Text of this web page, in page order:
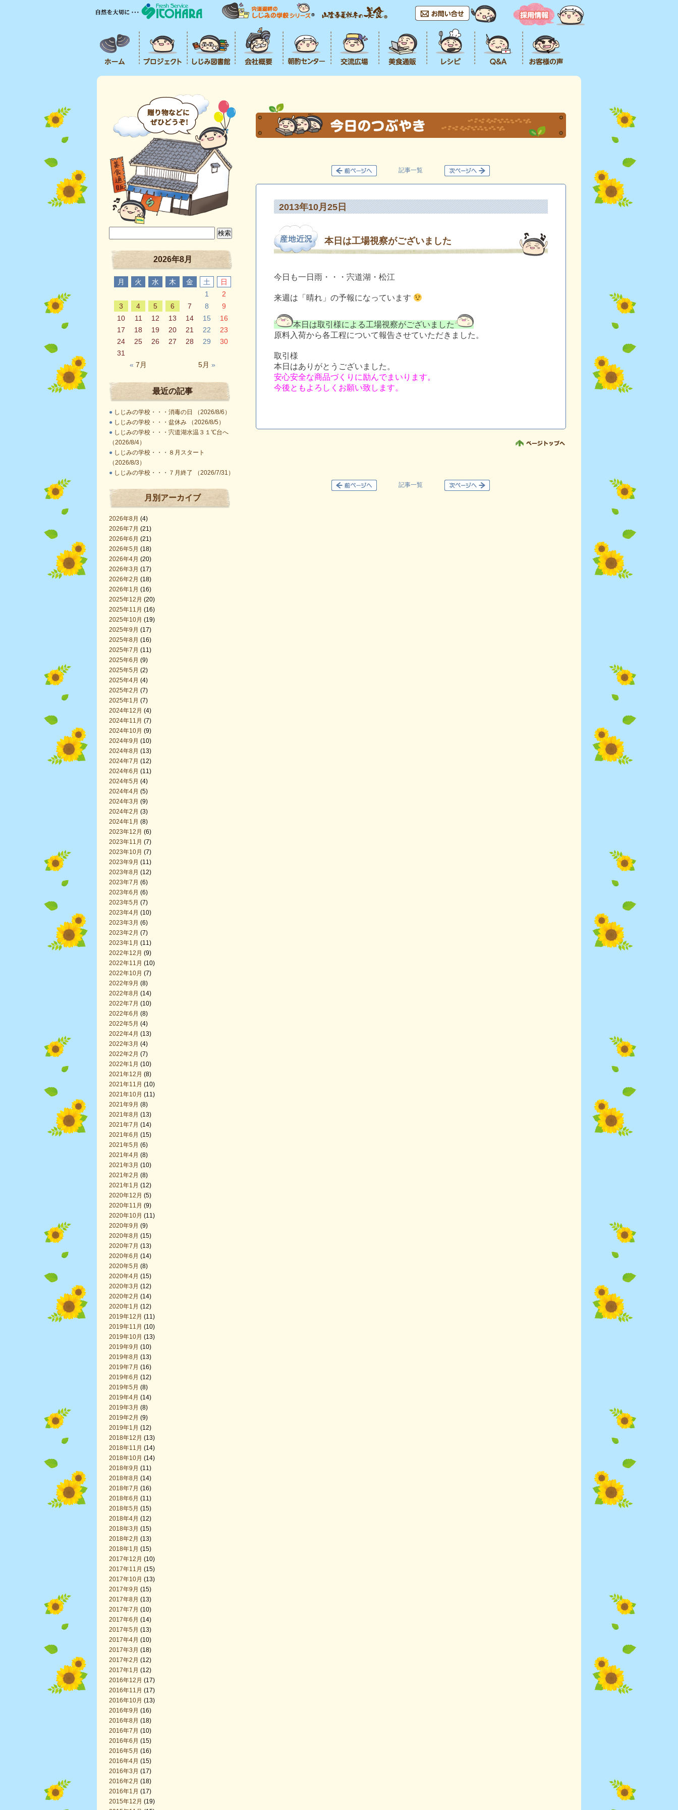
2026年8月
月 火 水 木 金 土 日
« 7月 5月 »
1
2
3
4 5 6 7 8
9
10
11 12 13 14 15
16
17
18 19 20 21 22
23
24
25 26 27 28 29
30
31
最近の記事
● しじみの学校・・・消毒の日 （2026/8/6）
● しじみの学校・・・盆休み （2026/8/5）
● しじみの学校・・・宍道湖水温３１℃台へ
（2026/8/4）
● しじみの学校・・・８月スタート
（2026/8/3）
● しじみの学校・・・７月終了 （2026/7/31）
月別アーカイブ
2026年8月 (4)
2026年7月 (21)
2026年6月 (21)
2026年5月 (18)
2026年4月 (20)
2026年3月 (17)
2026年2月 (18)
2026年1月 (16)
2025年12月 (20)
2025年11月 (16)
2025年10月 (19)
2025年9月 (17)
2025年8月 (16)
2025年7月 (11)
2025年6月 (9)
2025年5月 (2)
2025年4月 (4)
2025年2月 (7)
2025年1月 (7)
2024年12月 (4)
2024年11月 (7)
2024年10月 (9)
2024年9月 (10)
2024年8月 (13)
2024年7月 (12)
2024年6月 (11)
2024年5月 (4)
2024年4月 (5)
2024年3月 (9)
2024年2月 (3)
2024年1月 (8)
2023年12月 (6)
2023年11月 (7)
2023年10月 (7)
2023年9月 (11)
2023年8月 (12)
2023年7月 (6)
2023年6月 (6)
2023年5月 (7)
2023年4月 (10)
2023年3月 (6)
2023年2月 (7)
2023年1月 (11)
2022年12月 (9)
2022年11月 (10)
2022年10月 (7)
2022年9月 (8)
2022年8月 (14)
2022年7月 (10)
2022年6月 (8)
2022年5月 (4)
2022年4月 (13)
2022年3月 (4)
2022年2月 (7)
2022年1月 (10)
2021年12月 (8)
2021年11月 (10)
2021年10月 (11)
2021年9月 (8)
2021年8月 (13)
2021年7月 (14)
2021年6月 (15)
2021年5月 (6)
2021年4月 (8)
2021年3月 (10)
2021年2月 (8)
2021年1月 (12)
2020年12月 (5)
2020年11月 (9)
2020年10月 (11)
2020年9月 (9)
2020年8月 (15)
2020年7月 (13)
2020年6月 (14)
2020年5月 (8)
2020年4月 (15)
2020年3月 (12)
2020年2月 (14)
2020年1月 (12)
2019年12月 (11)
2019年11月 (10)
2019年10月 (13)
2019年9月 (10)
2019年8月 (13)
2019年7月 (16)
2019年6月 (12)
2019年5月 (8)
2019年4月 (14)
2019年3月 (8)
2019年2月 (9)
2019年1月 (12)
2018年12月 (13)
2018年11月 (14)
2018年10月 (14)
2018年9月 (11)
2018年8月 (14)
2018年7月 (16)
2018年6月 (11)
2018年5月 (15)
2018年4月 (12)
2018年3月 (15)
2018年2月 (13)
2018年1月 (15)
2017年12月 (10)
2017年11月 (15)
2017年10月 (13)
2017年9月 (15)
2017年8月 (13)
2017年7月 (10)
2017年6月 (14)
2017年5月 (13)
2017年4月 (10)
2017年3月 (18)
2017年2月 (12)
2017年1月 (12)
2016年12月 (17)
2016年11月 (17)
2016年10月 (13)
2016年9月 (16)
2016年8月 (18)
2016年7月 (10)
2016年6月 (15)
2016年5月 (16)
2016年4月 (15)
2016年3月 (17)
2016年2月 (18)
2016年1月 (17)
2015年12月 (19)
記事一覧
2013年10月25日
本日は工場視察がございました
今日も一日雨・・・宍道湖・松江
来週は「晴れ」の予報になっています
本日は取引様による工場視察がございました
原料入荷から各工程について報告させていただきました。
取引様
本日はありがとうございました。
安心安全な商品づくりに励んでまいります。
今後ともよろしくお願い致します。
記事一覧